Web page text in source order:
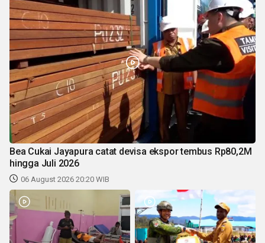
Bea Cukai Jayapura catat devisa ekspor tembus Rp80,2M
hingga Juli 2026
06 August 2026 20:20 WIB